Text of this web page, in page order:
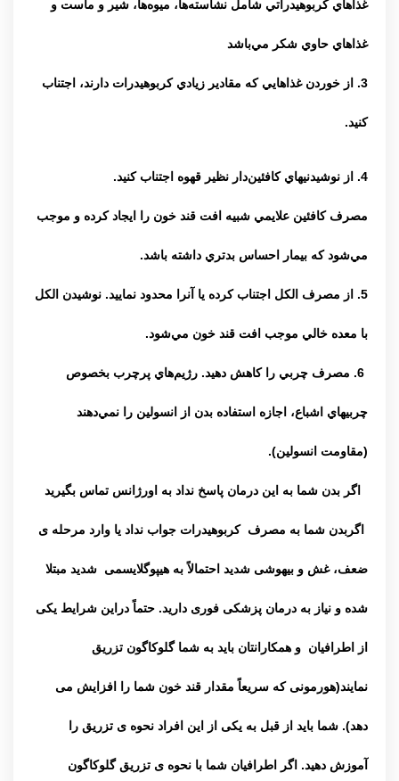
غذاهاي كربوهيدراتي شامل نشاسته‌ها، ميوه‌ها، شير و ماست و
غذاهاي حاوي شكر مي‌باشد
3. از خوردن غذاهايي كه مقادير زيادي كربوهيدرات دارند، اجتناب
كنيد.
4. از نوشيدنيهاي كافئين‌دار نظير قهوه اجتناب كنيد.
مصرف كافئين علايمي شبيه افت قند خون را ايجاد كرده و موجب
مي‌شود كه بيمار احساس بدتري داشته باشد.
5. از مصرف الكل اجتناب كرده يا آنرا محدود نماييد. نوشيدن الكل
با معده خالي موجب افت قند خون مي‌شود.
6. مصرف چربي را كاهش دهيد. رژيم‌هاي پرچرب بخصوص
چربيهاي اشباع، اجازه استفاده بدن از انسولين را نمي‌دهند
(مقاومت انسولين).
اگر بدن شما به این درمان پاسخ نداد به اورژانس تماس بگیرید
اگربدن شما به مصرف کربوهیدرات جواب نداد یا وارد مرحله ی
ضعف، غش و بیهوشی شدید احتمالاً به هیپوگلایسمی شدید مبتلا
شده و نیاز به درمان پزشکی فوری دارید. حتماً دراین شرایط یکی
از اطرافیان و همکارانتان باید به شما گلوکاگون تزریق
نمایند(هورمونی که سریعاً مقدار قند خون شما را افزایش می
دهد). شما باید از قبل به یکی از این افراد نحوه ی تزریق را
آموزش دهید. اگر اطرافیان شما با نحوه ی تزریق گلوکاگون